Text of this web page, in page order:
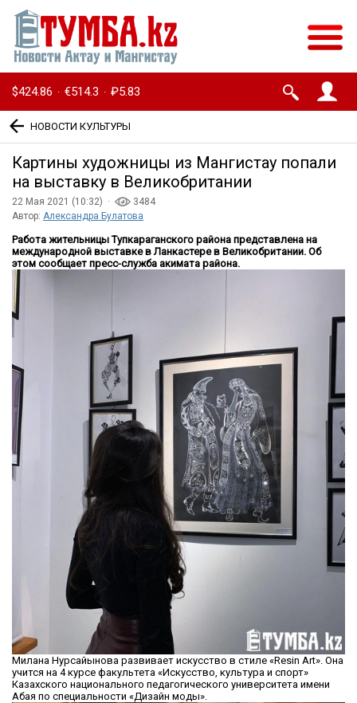
$424.86 · €514.3 · ₽5.83
НОВОСТИ КУЛЬТУРЫ
Картины художницы из Мангистау попали
на выставку в Великобритании
22 Мая 2021 (10:32) ·
3484
Автор: Александра Булатова
Работа жительницы Тупкараганского района представлена на
международной выставке в Ланкастере в Великобритании. Об
этом сообщает пресс-служба акимата района.
Милана Нурсайынова развивает искусство в стиле «Resin Art». Она
учится на 4 курсе факультета «Искусство, культура и спорт»
Казахского национального педагогического университета имени
Абая по специальности «Дизайн моды».